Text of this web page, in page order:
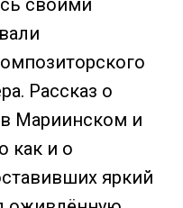
своими
Рассказ о
в Мариинском и
как и о
яркий